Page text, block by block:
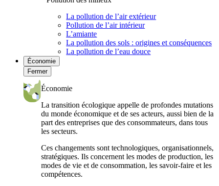
La pollution de l’air extérieur
Pollution de l’air intérieur
L’amiante
La pollution des sols : origines et conséquences
La pollution de l’eau douce
Économie
Fermer
Économie
La transition écologique appelle de profondes mutations
du monde économique et de ses acteurs, aussi bien de la
part des entreprises que des consommateurs, dans tous
les secteurs.
Ces changements sont technologiques, organisationnels,
stratégiques. Ils concernent les modes de production, les
modes de vie et de consommation, les savoir-faire et les
compétences.